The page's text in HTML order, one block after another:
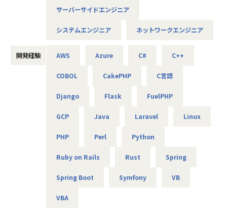
社会やお客様だけでなくパートナーや社員も幸せでいるこ
これがアルテニアの企業理念の根幹となります。
この度、事業の拡大に伴って新たなメンバーを募集しており
技術力だけでなく、人を思いやる姿勢を大切にしながら、
共に成長できる方を歓迎します！
＜開発部門 想定キャリアパス＞
月1回の面談にてキャリアの方向性をすり合わせながら、案
件を決定します。
「開発経験を積みたい」「設計に挑戦したい」「上流工程を
担当したい」などの
サーバーサイドエンジニア
システムエンジニア ネットワークエンジニア
開発経験 AWS Azure C# C++
COBOL CakePHP C言語
Django Flask FuelPHP
GCP Java Laravel Linux
PHP Perl Python
Ruby on Rails Rust Spring
Spring Boot Symfony VB
VBA